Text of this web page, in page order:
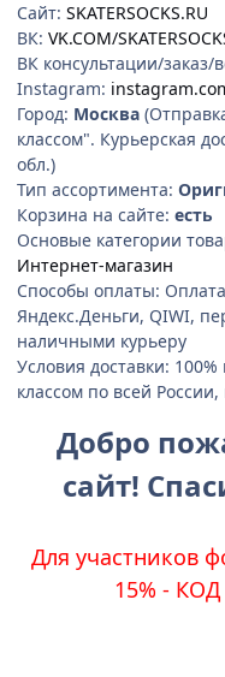
Сайт: SKATERSOCKS.RU
ВК: VK.COM/
ВК консультации/заказ/
Instagram:
Город: Москва
классом". Курьерская
обл.)
Тип ассортимента:
Корзина на сайте: есть
Основые категории
Интернет-магазин
Способы оплаты:
Яндекс.Деньги, QIWI,
наличными курьеру
Условия доставки:
классом по всей России,
Добро
сайт!
Для участников
15% -